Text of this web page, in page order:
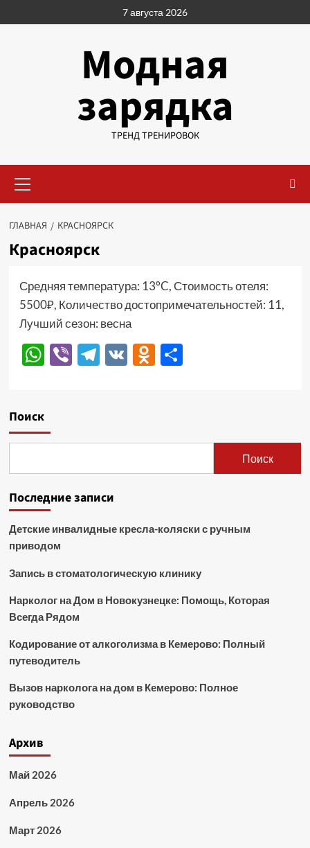
к
7 августа 2026
Модная
зарядка
ТРЕНД ТРЕНИРОВОК
меню
ГЛАВНАЯ КРАСНОЯРСК
Красноярск
Средняя температура: 13°C, Стоимость отеля:
5500₽, Количество достопримечательностей: 11,
Лучший сезон: весна
WhatsApp
ViberTelegram
VKOdnoklassniki
Отправить
Поиск
Поиск
Последние записи
Детские инвалидные кресла-коляски с ручным
приводом
Запись в стоматологическую клинику
Нарколог на Дом в Новокузнецке: Помощь, Которая
Всегда Рядом
Кодирование от алкоголизма в Кемерово: Полный
путеводитель
Вызов нарколога на дом в Кемерово: Полное
руководство
Архив
Май 2026
Апрель 2026
Март 2026